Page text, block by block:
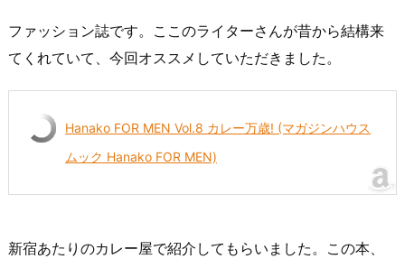
ファッション誌です。ここのライターさんが昔から結構来
てくれていて、今回オススメしていただきました。
Hanako FOR MEN Vol.8 カレー万歳! (マガジンハウス
ムック Hanako FOR MEN)
新宿あたりのカレー屋で紹介してもらいました。この本、